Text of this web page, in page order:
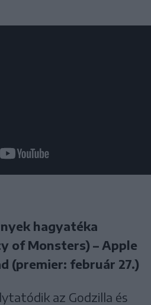
hagyatéka
of Monsters) – Apple
(premier: február 27.)
az Godzilla és